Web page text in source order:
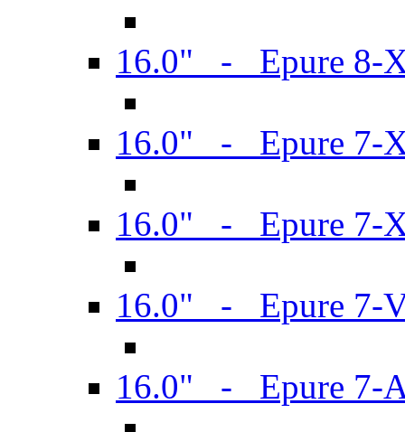
16.0" - Epure 8-
16.0" - Epure 7-
16.0" - Epure 7-
16.0" - Epure 7-
16.0" - Epure 7-